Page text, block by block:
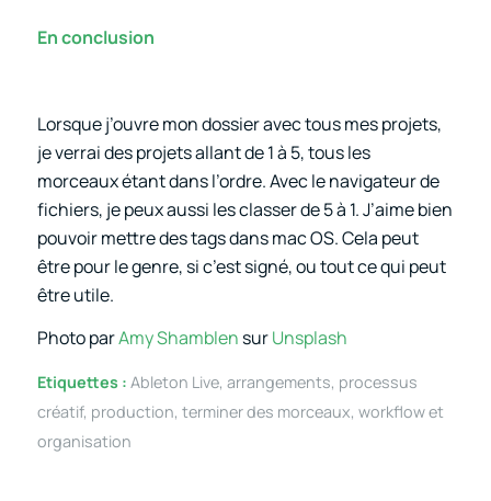
En conclusion
Lorsque j’ouvre mon dossier avec tous mes projets,
je verrai des projets allant de 1 à 5, tous les
morceaux étant dans l’ordre. Avec le navigateur de
fichiers, je peux aussi les classer de 5 à 1. J’aime bien
pouvoir mettre des tags dans mac OS. Cela peut
être pour le genre, si c’est signé, ou tout ce qui peut
être utile.
Photo parAmy Shamblen surUnsplash
Etiquettes : Ableton Live, arrangements, processus
créatif, production, terminer des morceaux, workflow et
organisation